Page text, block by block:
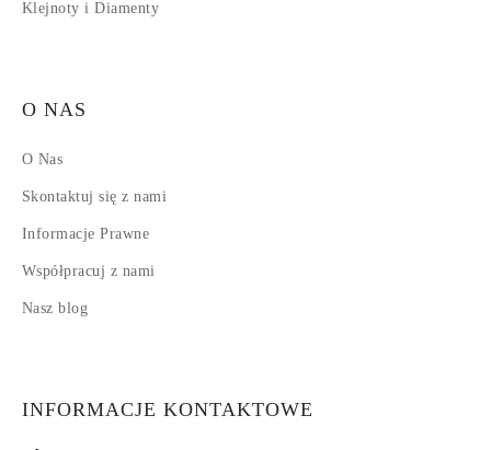
Klejnoty i Diamenty
O NAS
O Nas
Skontaktuj się z nami
Informacje Prawne
Współpracuj z nami
Nasz blog
INFORMACJE KONTAKTOWE